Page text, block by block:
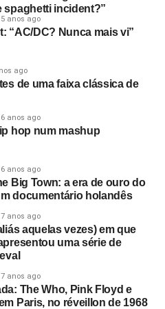
de Manchester na época. Ele
pois era de extrema-direita,
jovens.
de uma Nova
Mas não era uma nova
Anderton falando sobre
em uma entrevista que ele
na TV)
a trabalhar como nunca
a uma montagem de
centro de Manchester. Este
Nesse ponto, era
de que algo muito ruim
tornaria maior.
lei e ordem, esse fascismo
spaghetti incident?”
5 anos ago
“AC/DC? Nunca mais vi”
ago
de uma faixa clássica de
6 anos ago
hop num mashup
6 anos ago
Big Town: a era de ouro do
documentário holandês
7 anos ago
aquelas vezes) em que
uma série de
7 anos ago
The Who, Pink Floyd e
Paris, no réveillon de 1968